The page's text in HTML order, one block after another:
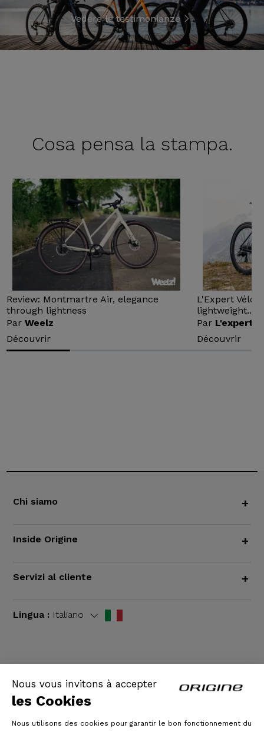
Nous vous invitons à accepter
les Cookies
Nous utilisons des cookies pour garantir le bon fonctionnement du
Vedere le testimonianze
Cosa pensala stampa.
Review: Montmartre Air, elegance
through lightness
ParWeelz
Découvrir
L'Expert Vélo
lightweight...
Par L'expert
Découvrir
Chi siamo +
Inside Origine +
Servizi al cliente +
Lingua : Italiano
TERMINI E CONDIZIONI GENERALI
legali